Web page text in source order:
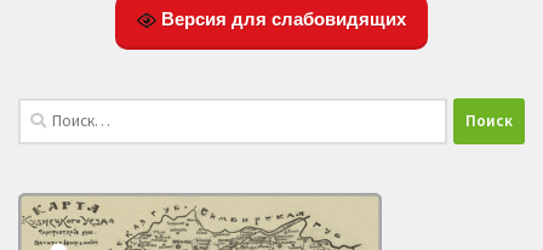
Версия для слабовидящих
Найти: